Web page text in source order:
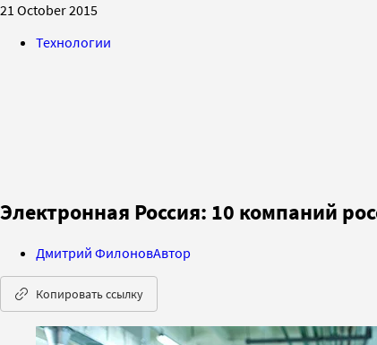
21 October 2015
Технологии
Электронная Россия: 10 компаний
Дмитрий ФилоновАвтор
Копировать ссылку